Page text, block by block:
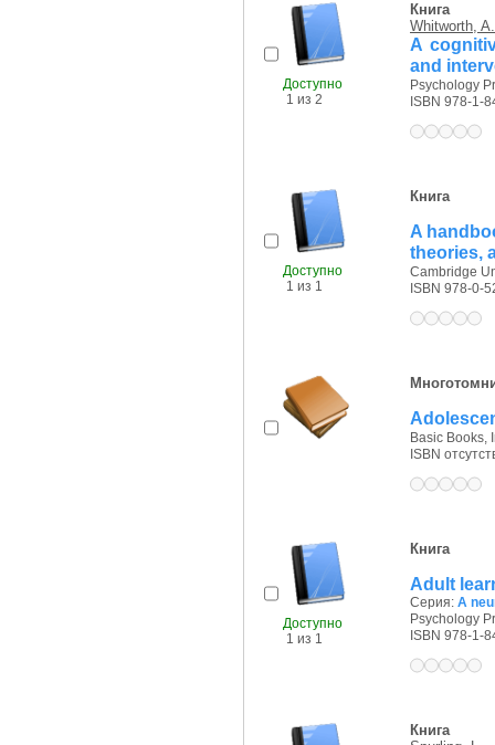
Доступно
1 из 2
Книга
Whitworth, A.
A
and
Psychology
ISBN 978-1-
Доступно
1 из 1
Книга
A
theories,
Cambridge
ISBN 978-0-
Basic Books,
ISBN
Доступно
1 из 1
Книга
Adult
Серия: A
Psychology
ISBN 978-1-
Книга